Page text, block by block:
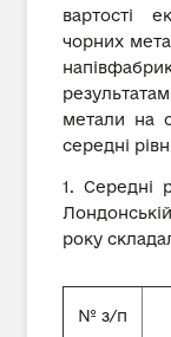
вартості
чорних
метали на
середні
1. Середні
року
№ з/п